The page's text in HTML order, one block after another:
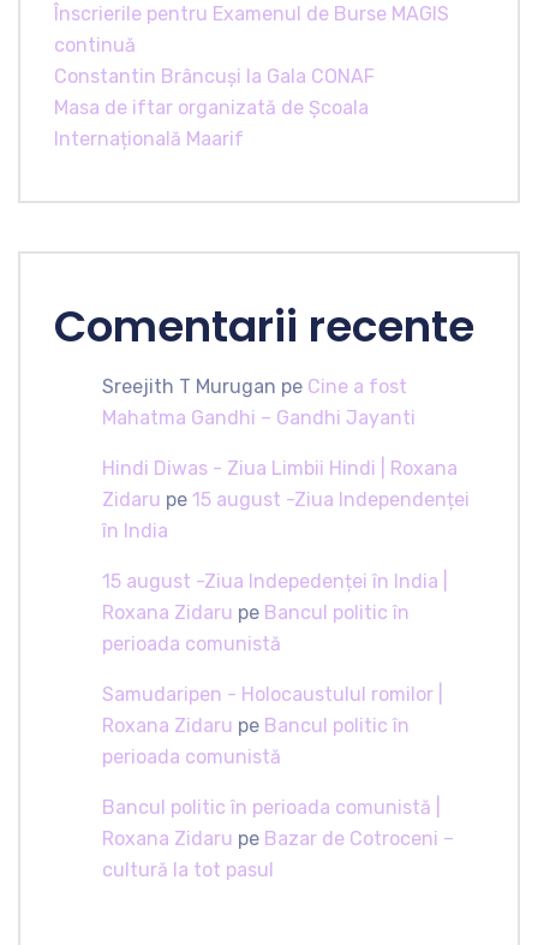
Înscrierile pentru Examenul de Burse MAGIS
continuă
Constantin Brâncuși la Gala CONAF
Masa de iftar organizată de Școala
Internațională Maarif
Comentarii recente
Sreejith T Murugan pe Cine a fost
Mahatma Gandhi – Gandhi Jayanti
Hindi Diwas - Ziua Limbii Hindi | Roxana
Zidaru pe 15 august -Ziua Independenței
în India
15 august -Ziua Indepedenței în India |
Roxana Zidaru pe Bancul politic în
perioada comunistă
Samudaripen - Holocaustulul romilor |
Roxana Zidaru pe Bancul politic în
perioada comunistă
Bancul politic în perioada comunistă |
Roxana Zidaru pe Bazar de Cotroceni –
cultură la tot pasul